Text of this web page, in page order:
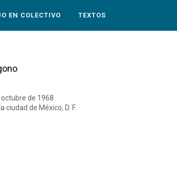
EN COLECTIVO TEXTOS
octubre de 1968
ciudad de México, D. F.